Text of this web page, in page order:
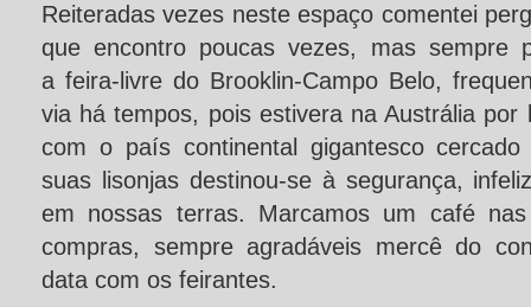
Reiteradas vezes neste espaço comentei
que encontro poucas vezes, mas sempre
a feira-livre do Brooklin-Campo Belo,
via há tempos, pois estivera na Austrália por
com o país continental gigantesco
suas lisonjas destinou-se à segurança,
em nossas terras. Marcamos um café
compras, sempre agradáveis mercê do
data com os feirantes.